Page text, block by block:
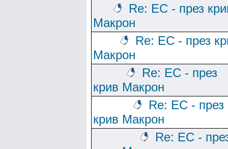
Re: ЕС - през
Макрон
Re: ЕС - през
Макрон
Re: ЕС - през
крив Макрон
Re: ЕС - през
крив Макрон
Re: ЕС -